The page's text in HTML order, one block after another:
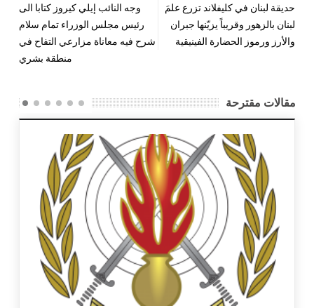
حديقة لبنان في كليفلاند تزرع علمَ
لبنان بالزهور وقريباً يزيّنها جبران
والأرز ورموز الحضارة الفينيقية
وجه النائب إيلي كيروز كتابا الى
رئيس مجلس الوزراء تمام سلام
شرح فيه معاناة مزارعي التفاح في
منطقة بشري
مقالات مقترحة